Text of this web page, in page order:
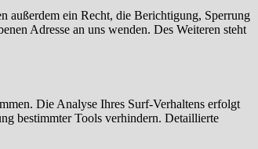
außerdem ein Recht, die Berichtigung, Sperrung
Adresse an uns wenden. Des Weiteren steht
Die Analyse Ihres Surf-Verhaltens erfolgt
bestimmter Tools verhindern. Detaillierte